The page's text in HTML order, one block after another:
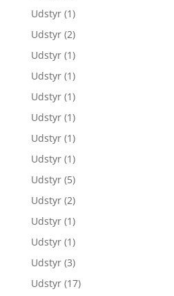
Udstyr (1)
Udstyr (2)
Udstyr (1)
Udstyr (1)
Udstyr (1)
Udstyr (1)
Udstyr (1)
Udstyr (1)
Udstyr (5)
Udstyr (2)
Udstyr (1)
Udstyr (1)
Udstyr (3)
Udstyr (17)